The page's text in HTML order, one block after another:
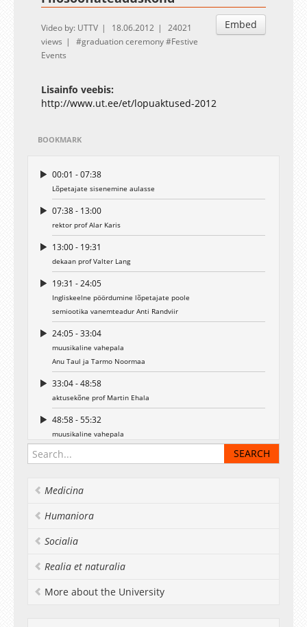
Embed
Video by: UTTV 18.06.2012
24021
views
graduation ceremony
Festive
Events
Lisainfo veebis:
http://www.ut.ee/et/lopuaktused-2012
BOOKMARK
00:01 - 07:38
Lõpetajate sisenemine aulasse
07:38 - 13:00
rektor prof Alar Karis
13:00 - 19:31
dekaan prof Valter Lang
19:31 - 24:05
Ingliskeelne pöördumine lõpetajate poole
semiootika vanemteadur Anti Randviir
24:05 - 33:04
muusikaline vahepala
Anu Taul ja Tarmo Noormaa
33:04 - 48:58
aktusekõne prof Martin Ehala
48:58 - 55:32
muusikaline vahepala
Tänukõne lõpetajate esindajalt
Gaudeamus
Medicina
Humaniora
Socialia
Realia et naturalia
More about the University